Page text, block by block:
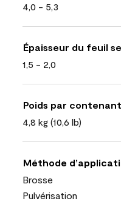
4,0 - 5,3
Épaisseur du feuil
1,5 - 2,0
Poids par contenant
4,8 kg (10,6 lb)
Méthode
Brosse
Pulvérisation